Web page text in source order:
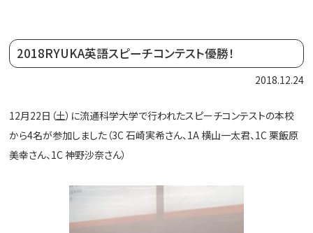
2018RYUKA英語スピーチコンテスト優勝！
2018.12.24
12月22日（土）に流通科学大学で行われたスピーチコンテストの本校
から4名が参加しました（3C 石崎実希さん、1A 横山一太君、1C 栗飯原
美幸さん、1C 神野沙奈さん）